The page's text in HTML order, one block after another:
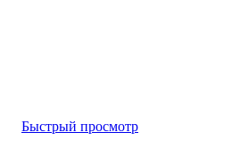
Быстрый просмотр